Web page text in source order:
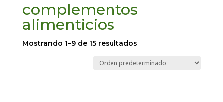
complementos
alimenticios
Mostrando 1–9 de 15 resultados